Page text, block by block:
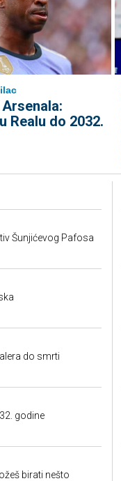
Realu do 2032.
Šunjićevog Pafosa
do smrti
godine
birati nešto